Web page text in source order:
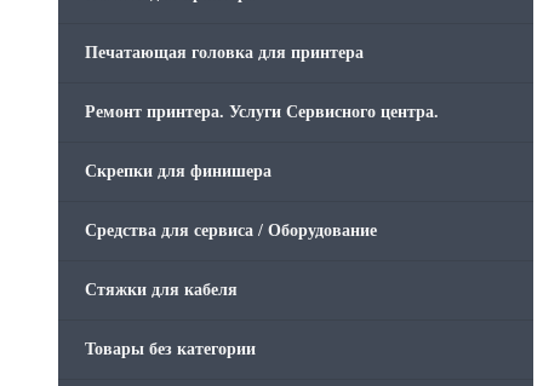
Печатающая головка для принтера
Ремонт принтера. Услуги Сервисного центра.
Скрепки для финишера
Средства для сервиса / Оборудование
Стяжки для кабеля
Товары без категории